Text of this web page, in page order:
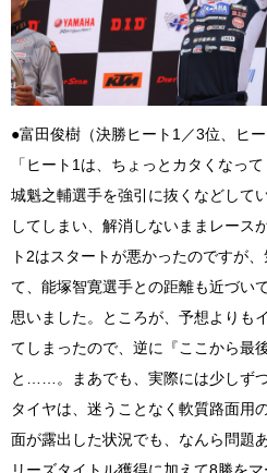
●富田俊樹（決勝ヒート1／3位、ヒー
「ヒート1は、ちょっとカタくなっ
城魁之輔選手を強引に抜くなどして
してしまい、解消しないままレース
ト2はスタートが悪かったのですが
て、能塚智寛選手との距離も近づい
思いました。ところが、予想よりも
てしまったので、逆に『ここから最
と……。まあでも、実際には少しず
タイヤは、迷うことなく軟質路面用
面が露出した状況でも、なんら問題